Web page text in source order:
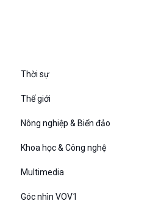
Thời sự
Thế giới
Nông nghiệp & Biển đảo
Khoa học & Công nghệ
Multimedia
Góc nhìn VOV1